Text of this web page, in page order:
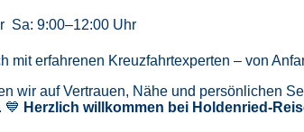
Sa: 9:00–12:00 Uhr
erfahrenen Kreuzfahrtexperten – von
wir auf Vertrauen, Nähe und persönlichen
💙 Herzlich willkommen bei Holdenried-